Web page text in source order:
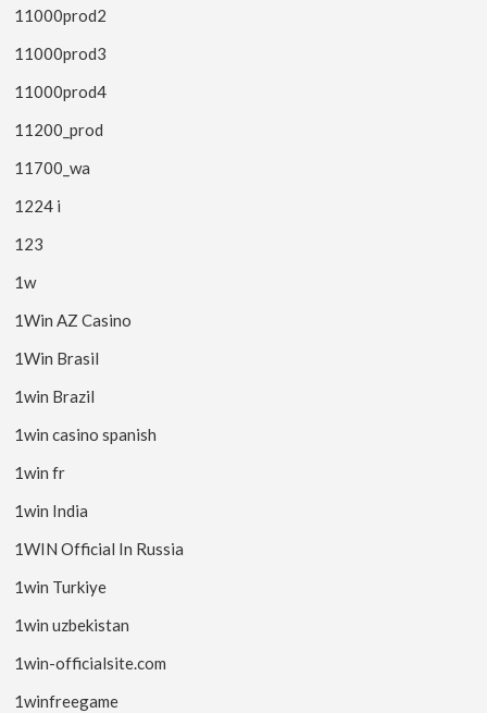
11000prod2
11000prod3
11000prod4
11200_prod
11700_wa
1224 i
123
1w
1Win AZ Casino
1Win Brasil
1win Brazil
1win casino spanish
1win fr
1win India
1WIN Official In Russia
1win Turkiye
1win uzbekistan
1win-officialsite.com
1winfreegame